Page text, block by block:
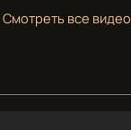
Смотреть все видео